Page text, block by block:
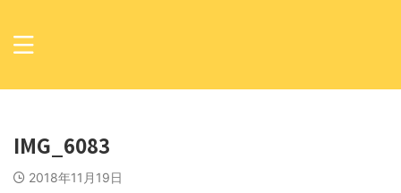
IMG_6083
2018年11月19日